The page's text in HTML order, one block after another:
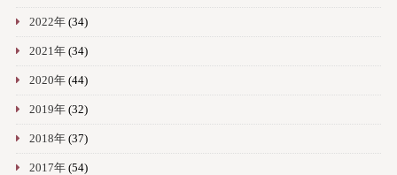
2022年(34)
2021年(34)
2020年(44)
2019年(32)
2018年(37)
2017年(54)